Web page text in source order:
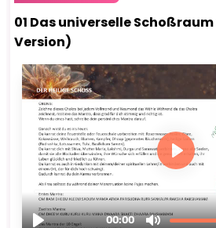
01 Das universelle
Version)